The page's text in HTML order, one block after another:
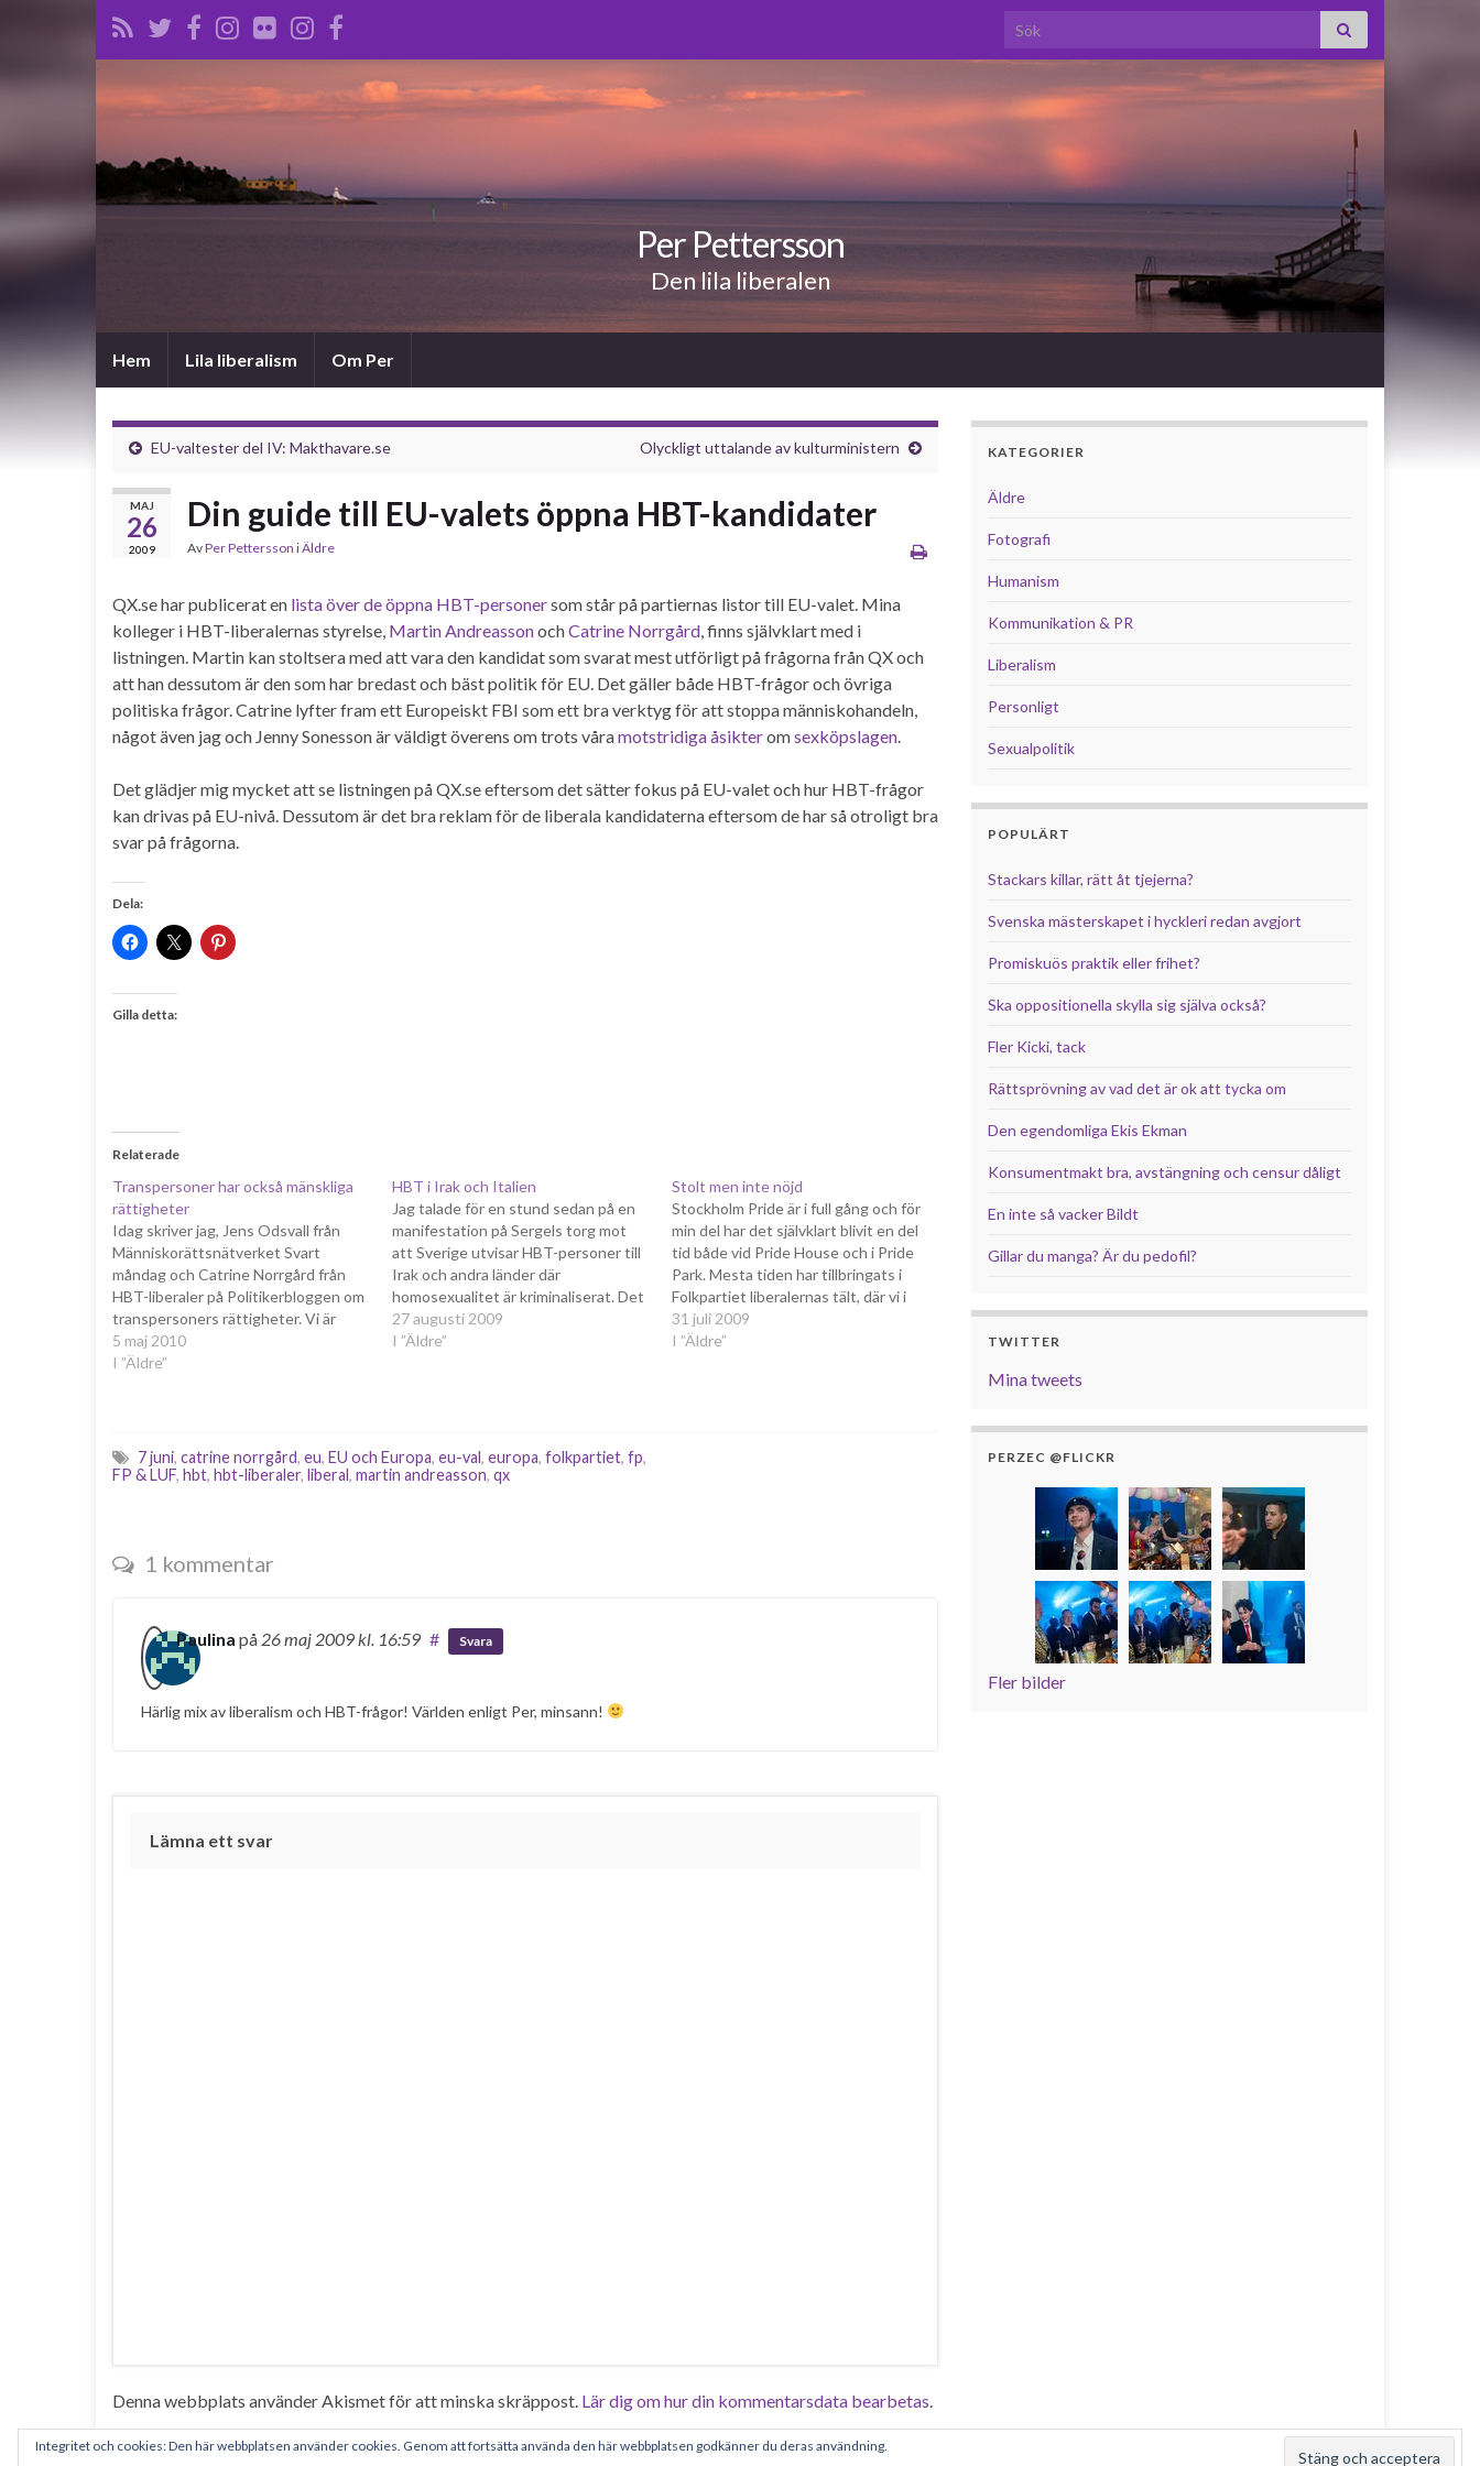
Search for:
Per Pettersson
Den lila liberalen
Hem Lila liberalism Om Per
EU-valtester del IV: Makthavare.se Olyckligt uttalande av kulturministern
MAJ
26
2009
Din guide till EU-valets öppna HBT-kandidater
AvPer Pettersson iÄldre
QX.se har publicerat en lista över de öppna HBT-personersom står på partiernas listor till EU-valet. Mina
kolleger i HBT-liberalernas styrelse, Martin AndreassonochCatrine Norrgård, finns självklart med i
listningen. Martin kan stoltsera med att vara den kandidat som svarat mest utförligt på frågorna från QX och
att han dessutom är den som har bredast och bäst politik för EU. Det gäller både HBT-frågor och övriga
politiska frågor. Catrine lyfter fram ett Europeiskt FBI som ett bra verktyg för att stoppa människohandeln,
något även jag och Jenny Sonesson är väldigt överens om trots våramotstridiga åsikteromsexköpslagen.
Det glädjer mig mycket att se listningen på QX.se eftersom det sätter fokus på EU-valet och hur HBT-frågor
kan drivas på EU-nivå. Dessutom är det bra reklam för de liberala kandidaterna eftersom de har så otroligt bra
svar på frågorna.
Dela:
Gilla detta:
Relaterade
Transpersoner har också mänskliga
rättigheter
Idag skriver jag, Jens Odsvall från
Människorättsnätverket Svart
måndag och Catrine Norrgård från
HBT-liberaler på Politikerbloggen om
transpersoners rättigheter. Vi är
själva cispersoner men det hindrar
oss inte från att ta ställning för att
klassens medborgare och får…
5 maj 2010
I ”Äldre”
HBT i Irak och Italien
Jag talade för en stund sedan på en
manifestation på Sergels torg mot
att Sverige utvisar HBT-personer till
Irak och andra länder där
homosexualitet är kriminaliserat. Det
var en bra manifestation och vi var
alla överens om att det är
27 augusti 2009
I ”Äldre”
Stolt men inte nöjd
Stockholm Pride är i full gång och för
min del har det självklart blivit en del
tid både vid Pride House och i Pride
Park. Mesta tiden har tillbringats i
Folkpartiet liberalernas tält, där vi i
HBT-liberaler representerar det
ledande liberala partiet i Sverige.
31 juli 2009
I ”Äldre”
7 juni, catrine norrgård, eu, EU och Europa, eu-val, europa, folkpartiet, fp,
FP & LUF, hbt, hbt-liberaler, liberal, martin andreasson, qx
1 kommentar
Paulina på 26 maj 2009kl. 16:59 # Svara
Härlig mix av liberalism och HBT-frågor! Världen enligt Per, minsann!
Lämna ett svar
Denna webbplats använder Akismet för att minska skräppost. Lär dig om hur din kommentarsdata bearbetas.
KATEGORIER
Äldre
Fotografi
Humanism
Kommunikation & PR
Liberalism
Personligt
Sexualpolitik
POPULÄRT
Stackars killar, rätt åt tjejerna?
Svenska mästerskapet i hyckleri redan avgjort
Promiskuös praktik eller frihet?
Ska oppositionella skylla sig själva också?
Fler Kicki, tack
Rättsprövning av vad det är ok att tycka om
Den egendomliga Ekis Ekman
Konsumentmakt bra, avstängning och censur dåligt
En inte så vacker Bildt
Gillar du manga? Är du pedofil?
TWITTER
Mina tweets
PERZEC @FLICKR
Fler bilder
Integritet och cookies: Den här webbplatsen använder cookies. Genom att fortsätta använda den här webbplatsen godkänner du deras användning.